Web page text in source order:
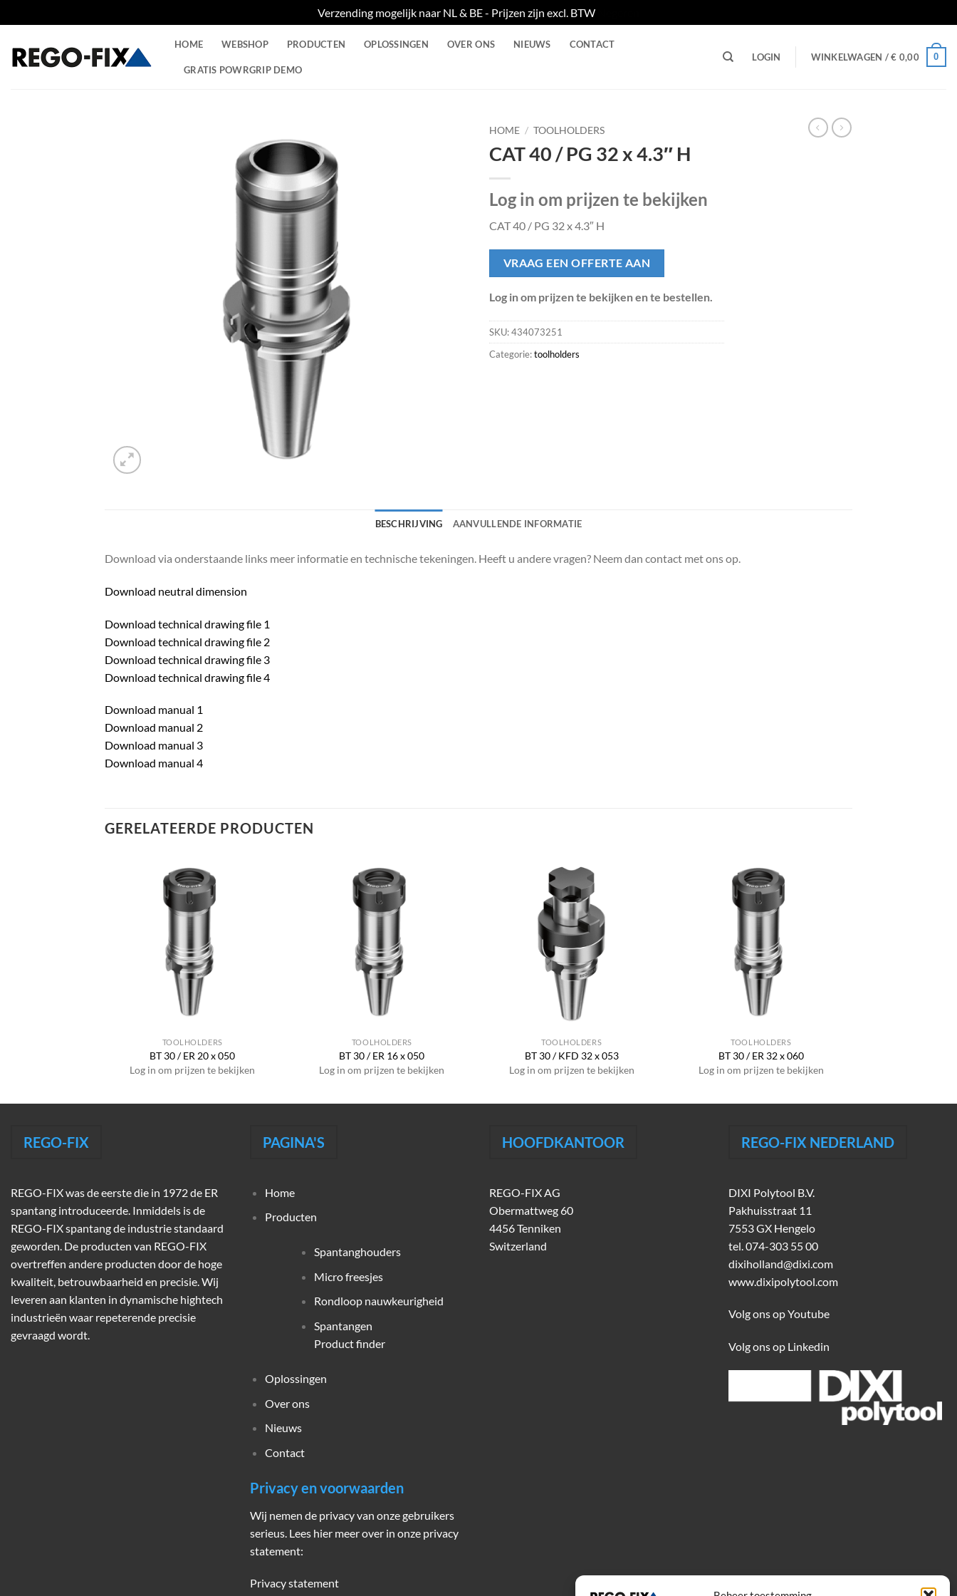
Verzending mogelijk naar NL & BE - Prijzen zijn excl. BTW
naar
inhoud
HOME WEBSHOP PRODUCTEN OPLOSSINGEN OVER ONS NIEUWS CONTACT
GRATIS POWRGRIP DEMO
LOGIN WINKELWAGEN /€ 0,00 0
HOME / TOOLHOLDERS
CAT 40 / PG 32 x 4.3″ H
Log in om prijzen te bekijken
CAT 40 / PG 32 x 4.3″ H
VRAAG EEN OFFERTE AAN
Log in om prijzen te bekijken en te bestellen.
SKU:434073251
Categorie:toolholders
BESCHRIJVING AANVULLENDE INFORMATIE
Download via onderstaande links meer informatie en technische tekeningen. Heeft u andere vragen? Neem dan contact met ons op.
Download neutral dimension
Download technical drawing file 1
Download technical drawing file 2
Download technical drawing file 3
Download technical drawing file 4
Download manual 1
Download manual 2
Download manual 3
Download manual 4
GERELATEERDE PRODUCTEN
TOOLHOLDERS
BT 30 / ER 20 x 050
Log in om prijzen te bekijken
TOOLHOLDERS
BT 30 / ER 16 x 050
Log in om prijzen te bekijken
TOOLHOLDERS
BT 30 / KFD 32 x 053
Log in om prijzen te bekijken
TOOLHOLDERS
BT 30 / ER 32 x 060
Log in om prijzen te bekijken
REGO-FIX
REGO-FIX was de eerste die in 1972 de ER
spantang introduceerde. Inmiddels is de
REGO-FIX spantang de industrie standaard
geworden. De producten van REGO-FIX
overtreffen andere producten door de hoge
kwaliteit, betrouwbaarheid en precisie. Wij
leveren aan klanten in dynamische hightech
industrieën waar repeterende precisie
gevraagd wordt.
PAGINA'S
Home
Producten
Spantanghouders
Micro freesjes
Rondloop nauwkeurigheid
Spantangen
Product finder
Oplossingen
Over ons
Nieuws
Contact
Privacy en voorwaarden
Wij nemen de privacy van onze gebruikers
serieus. Lees hier meer over in onze privacy
statement:
Privacy statement
HOOFDKANTOOR
REGO-FIX AG
Obermattweg 60
4456 Tenniken
Switzerland
REGO-FIX NEDERLAND
DIXI Polytool B.V.
Pakhuisstraat 11
7553 GX Hengelo
tel. 074-303 55 00
dixiholland@dixi.com
www.dixipolytool.com
Volg ons op Youtube
Volg ons op Linkedin